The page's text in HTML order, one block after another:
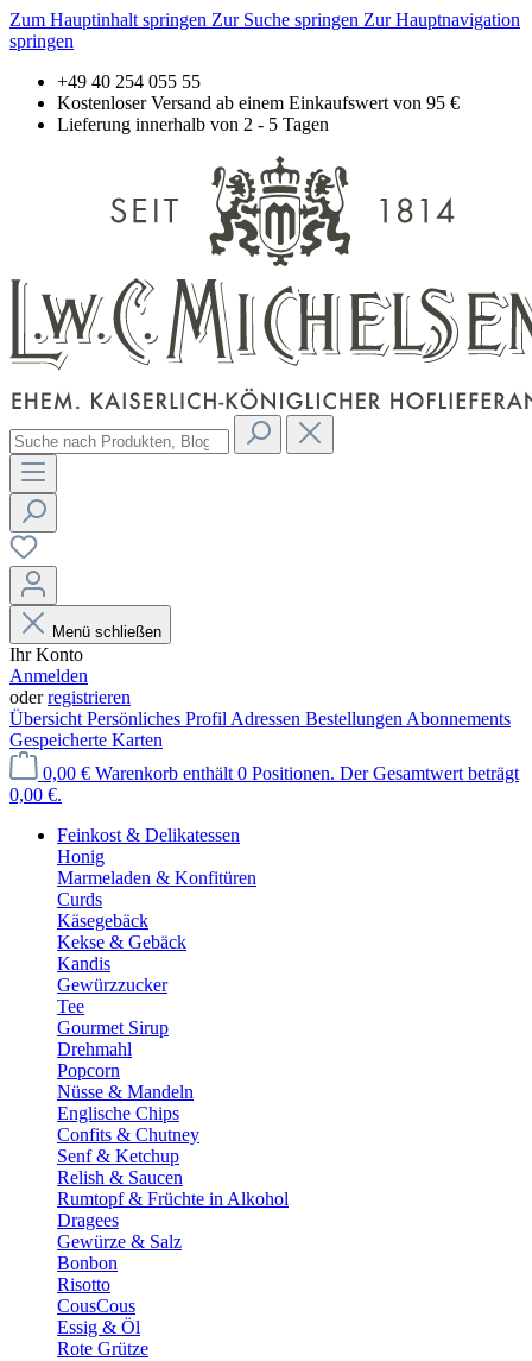
Zum Hauptinhalt springen Zur Suche springen Zur Hauptnavigation
springen
+49 40 254 055 55
Kostenloser Versand ab einem Einkaufswert von 95 €
Lieferung innerhalb von 2 - 5 Tagen
Menü schließen
Ihr Konto
Anmelden
oderregistrieren
Übersicht Persönliches Profil Adressen Bestellungen Abonnements
Gespeicherte Karten
0,00 € Warenkorb enthält 0 Positionen. Der Gesamtwert beträgt
0,00 €.
Feinkost & Delikatessen
Honig
Marmeladen & Konfitüren
Curds
Käsegebäck
Kekse & Gebäck
Kandis
Gewürzzucker
Tee
Gourmet Sirup
Drehmahl
Popcorn
Nüsse & Mandeln
Englische Chips
Confits & Chutney
Senf & Ketchup
Relish & Saucen
Rumtopf & Früchte in Alkohol
Dragees
Gewürze & Salz
Bonbon
Risotto
CousCous
Essig & Öl
Rote Grütze